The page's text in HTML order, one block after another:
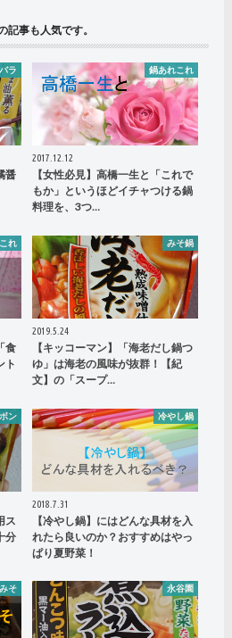
記事も人気です。
ラ
醤
鍋あれこれ
2017.12.12
【女性必見】高橋一生と「これで
もか」というほどイチャつける鍋
料理を、3つ…
れ
食
ト
みそ鍋
2019.5.24
【キッコーマン】「海老だし鍋つ
ゆ」は海老の風味が抜群！【紀
文】の「スープ…
ン
ス
分
冷やし鍋
2018.7.31
【冷やし鍋】にはどんな具材を入
れたら良いのか？おすすめはやっ
ぱり夏野菜！
そ 永谷園